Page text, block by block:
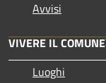
Avvisi
VIVERE IL COMUNE
Luoghi